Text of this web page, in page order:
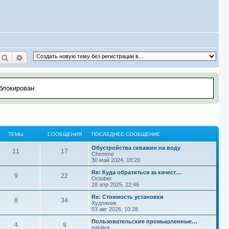
Поиск Расширенный поиск
ТЕМЫ СООБЩЕНИЯ ПОСЛЕДНЕЕ СООБЩЕНИЕ
11
ы
17
б
щ
е
П
о
с
л
е
д
н
е
е
с
о
о
б
щ
Обустройства скважин на воду
Chemme
30 май 2024, 18:20
9Т
м
ы
22
о
б
П
о
с
л
е
д
н
е
е
с
Re: Куда обратиться за качест…
October
28 апр 2025, 22:46
8Т
м
34С
П
о
с
л
е
д
Re: Стоимость установки
Художник
03 авг 2026, 10:28
4Т
9С
П
о
Пользовательские промышленные…
natalya